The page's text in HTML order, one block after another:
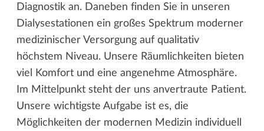
Diagnostik an. Daneben finden Sie in unseren
Dialysestationen ein großes Spektrum moderner
medizinischer Versorgung auf qualitativ
höchstem Niveau. Unsere Räumlichkeiten bieten
viel Komfort und eine angenehme Atmosphäre.
Im Mittelpunkt steht der uns anvertraute Patient.
Unsere wichtigste Aufgabe ist es, die
Möglichkeiten der modernen Medizin individuell